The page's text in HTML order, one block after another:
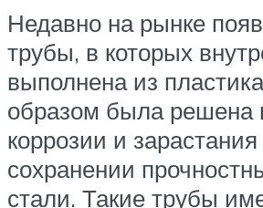
Недавно на рынке
трубы, в которых
выполнена из
образом была решена
коррозии и
сохранении
стали. Такие трубы